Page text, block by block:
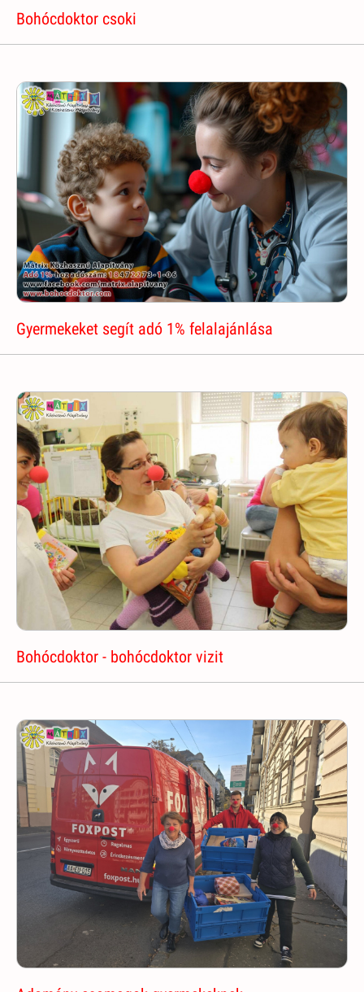
Bohócdoktor csoki
Gyermekeket segít adó 1% felalajánlása
Bohócdoktor - bohócdoktor vizit